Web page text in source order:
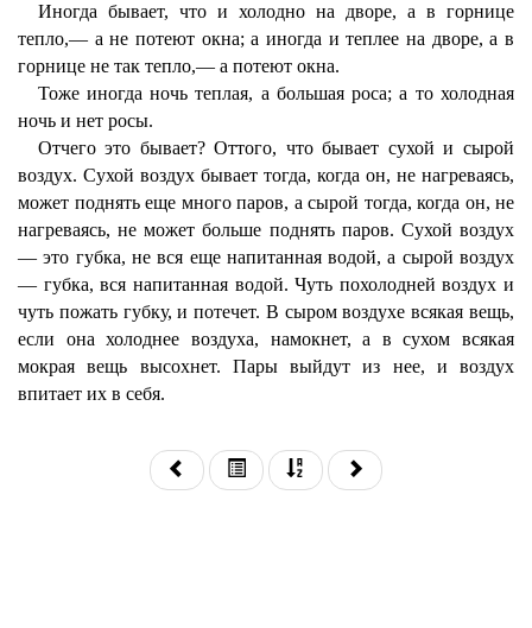
Иногда бывает, что и холодно на дворе, а в горнице
тепло,— а не потеют окна; а иногда и теплее на дворе, а в
горнице не так тепло,— а потеют окна.
Тоже иногда ночь теплая, а большая роса; а то холодная
ночь и нет росы.
Отчего это бывает? Оттого, что бывает сухой и сырой
воздух. Сухой воздух бывает тогда, когда он, не нагреваясь,
может поднять еще много паров, а сырой тогда, когда он, не
нагреваясь, не может больше поднять паров. Сухой воздух
— это губка, не вся еще напитанная водой, а сырой воздух
— губка, вся напитанная водой. Чуть похолодней воздух и
чуть пожать губку, и потечет. В сыром воздухе всякая вещь,
если она холоднее воздуха, намокнет, а в сухом всякая
мокрая вещь высохнет. Пары выйдут из нее, и воздух
впитает их в себя.